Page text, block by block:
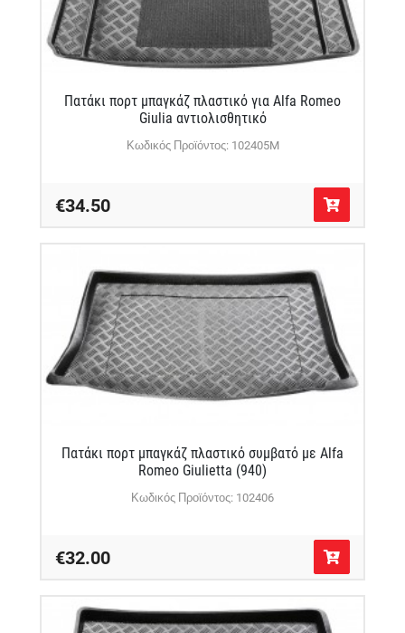
Πατάκι πορτ μπαγκάζ πλαστικό για Alfa Romeo
Giulia αντιολισθητικό
Κωδικός Προϊόντος: 102405M
€34.50
Πατάκι πορτ μπαγκάζ πλαστικό συμβατό με Alfa
Romeo Giulietta (940)
Κωδικός Προϊόντος: 102406
€32.00